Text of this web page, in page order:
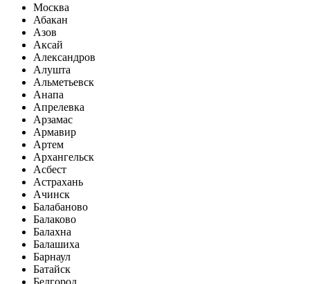
Москва
Абакан
Азов
Аксай
Александров
Алушта
Альметьевск
Анапа
Апрелевка
Арзамас
Армавир
Артем
Архангельск
Асбест
Астрахань
Ачинск
Балабаново
Балаково
Балахна
Балашиха
Барнаул
Батайск
Белгород